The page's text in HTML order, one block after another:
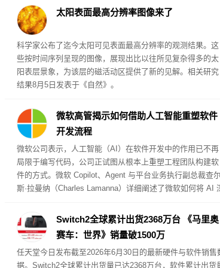
太阳表面最高分辨率图像来了
科学家公布了迄今太阳可见表面最高分辨率的观测结果。这
些按时间序列呈现的图像，展现出比以往所见复杂得多的太
阳表层景象，为该层的磁活动区提供了新的见解。相关研究
结果8月5日发表于《自然》。
微软高管揭示如何借助人工智能重塑软件
开发流程
微软公司表示，人工智能（AI）在软件开发中的作用已不再
局限于编写代码，公司正试图从根本上重塑工程团队构建软
件的方式。微软 Copilot、Agent 与平台业务执行副总裁查
斯·拉曼纳（Charles Lamanna）详细阐述了微软如何将 AI
Switch2全球累计出货2368万台 《马里奥
赛车：世界》销量破1500万
任天堂今日发布截至2026年6月30日的最新硬件与软件销售
据。Switch2全球累计出货量已达2368万台，软件累计出货